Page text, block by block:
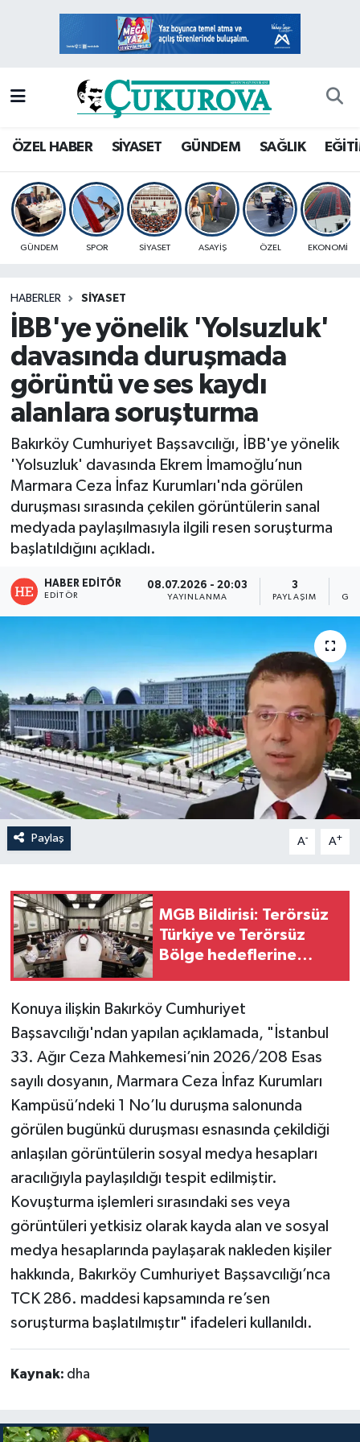
ÖZEL HABER SİYASET GÜNDEM SAĞLIK
GÜNDEM SPOR SİYASET ASAYİŞ ÖZEL EKONOMİ
HABERLER SİYASET
İBB'ye yönelik 'Yolsuzluk'
davasında duruşmada
görüntü ve ses kaydı
alanlara soruşturma
Bakırköy Cumhuriyet Başsavcılığı, İBB'ye yönelik
'Yolsuzluk' davasında Ekrem İmamoğlu’nun
Marmara Ceza İnfaz Kurumları'nda görülen
duruşması sırasında çekilen görüntülerin sanal
medyada paylaşılmasıyla ilgili resen soruşturma
başlatıldığını açıkladı.
HABER EDITÖR
EDITÖR
08.07.2026 - 20:03
YAYINLANMA
3
PAYLAŞIM
Paylaş A- A+
MGB Bildirisi: Terörsüz
Türkiye ve Terörsüz
Bölge hedeflerine
ele alındı
Konuya ilişkin Bakırköy Cumhuriyet
Başsavcılığı'ndan yapılan açıklamada, "İstanbul
33. Ağır Ceza Mahkemesi’nin 2026/208 Esas
sayılı dosyanın, Marmara Ceza İnfaz Kurumları
Kampüsü’ndeki 1 No’lu duruşma salonunda
görülen bugünkü duruşması esnasında çekildiği
anlaşılan görüntülerin sosyal medya hesapları
aracılığıyla paylaşıldığı tespit edilmiştir.
Kovuşturma işlemleri sırasındaki ses veya
görüntüleri yetkisiz olarak kayda alan ve sosyal
medya hesaplarında paylaşarak nakleden kişiler
hakkında, Bakırköy Cumhuriyet Başsavcılığı’nca
TCK 286. maddesi kapsamında re’sen
soruşturma başlatılmıştır" ifadeleri kullanıldı.
Kaynak: dha
Mersin Hava Durumu
Mersin Namaz Vakitleri
Mersin Trafik Yoğunluk Haritası
Süper Lig Puan Durumu ve Fikstür
Haber Arşivi